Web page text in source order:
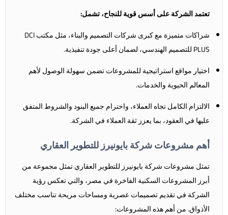
تعتمد الشركة على أسس قوية للنجاح، تشمل:
شراكات متميزة مع كبرى شركات التصميم والبناء، مثل مكتب DCI
PLUS للتصميم الهندسي، لضمان أعلى جودة تنفيذية.
اختيار مواقع استراتيجية للمشروعات تضمن سهولة الوصول لأهم
المعالم الحيوية والخدمات.
الالتزام الكامل تجاه العملاء، واحترام جميع البنود والشروط المتفق
عليها في العقود، بما يعزز ثقة العملاء في الشركة.
أهم مشروعات شركة بايونيرز للتطوير العقاري
تمثل مشروعات شركة بايونيرز للتطوير العقاري تمثل مجموعة من
أبرز المشروعات السكنية الفاخرة في مصر، والتي تعكس رؤية
الشركة في تقديم تصميمات عصرية ومساحات مريحة تناسب مختلف
الأذواق. من أهم هذه المشروعات: